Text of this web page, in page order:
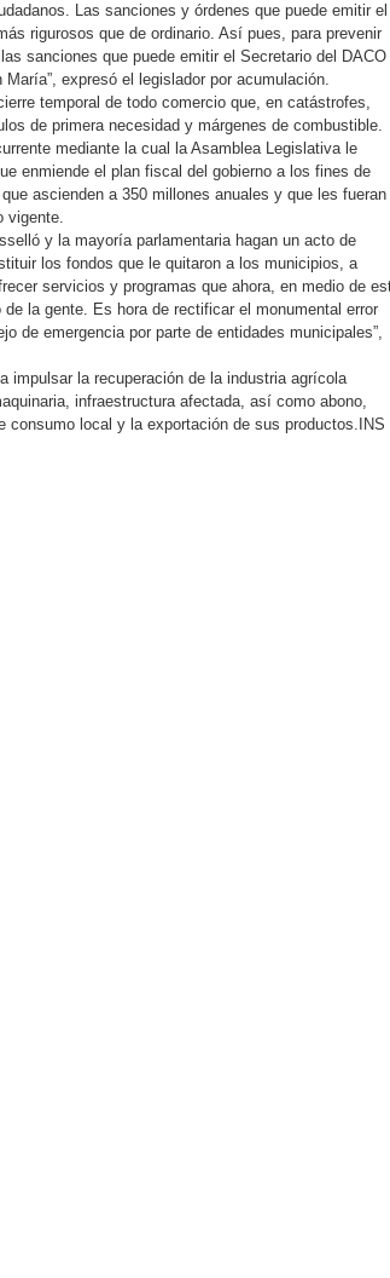
Las sanciones y órdenes que puede emitir el
rigurosos que de ordinario. Así pues, para prevenir
sanciones que puede emitir el Secretario del DACO
expresó el legislador por acumulación.
temporal de todo comercio que, en catástrofes,
de primera necesidad y márgenes de combustible.
mediante la cual la Asamblea Legislativa le
enmiende el plan fiscal del gobierno a los fines de
ascienden a 350 millones anuales y que les fueran
vigente.
y la mayoría parlamentaria hagan un acto de
los fondos que le quitaron a los municipios, a
servicios y programas que ahora, en medio de
la gente. Es hora de rectificar el monumental error
de emergencia por parte de entidades municipales”,
impulsar la recuperación de la industria agrícola
infraestructura afectada, así como abono,
consumo local y la exportación de sus productos.INS